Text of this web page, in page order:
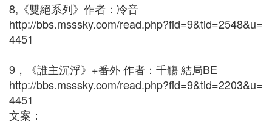
8,《雙絕系列》作者：冷音
http://bbs.msssky.com/read.php?fid=9&tid=2548&u=
4451
9，《誰主沉浮》+番外 作者：千觴 結局BE
http://bbs.msssky.com/read.php?fid=9&tid=2203&u=
4451
文案：